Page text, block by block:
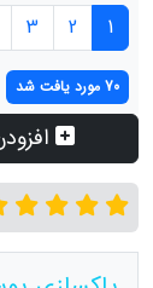
1
2
3
70 مورد یافت شد